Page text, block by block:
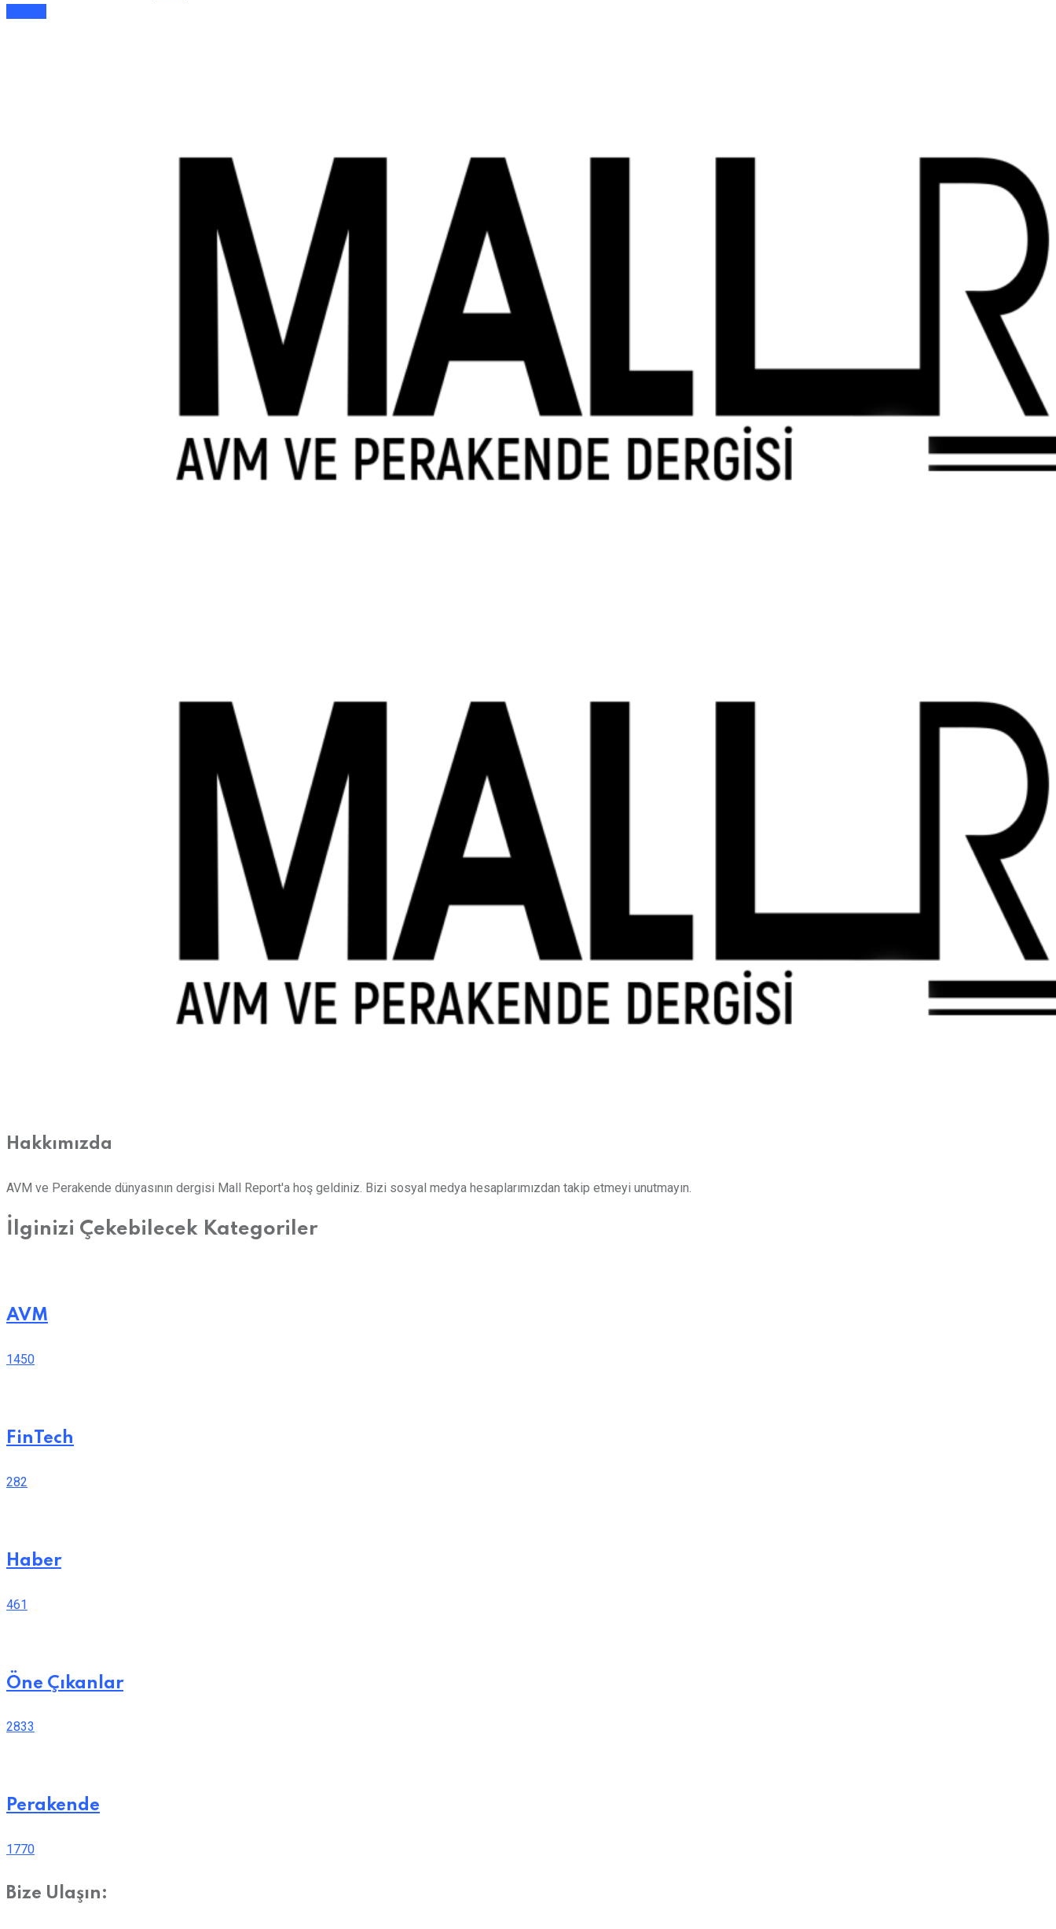
Hakkımızda
AVM ve Perakende dünyasının dergisi Mall Report'a hoş geldiniz. Bizi sosyal medya hesaplarımızdan takip etmeyi unutmayın.
İlginizi Çekebilecek Kategoriler
AVM
1450
FinTech
282
Haber
461
Öne Çıkanlar
2833
Perakende
1770
Bize Ulaşın: